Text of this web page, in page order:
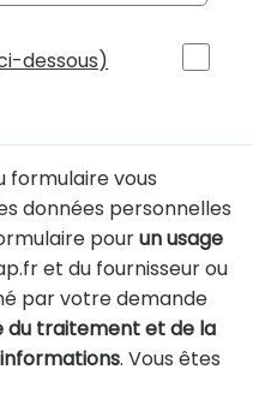
dessous)
formulaire vous
données personnelles
pourun usage
et du fournisseur ou
par votre demande
du traitement et de la
. Vous êtes